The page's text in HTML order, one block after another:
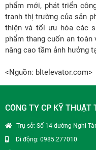
phẩm mới, phát triển
tranh thị trường của sản
thiện và tối ưu hóa các
phẩm thang cuốn an
nâng cao tầm ảnh hưởng
<Nguồn: bltelevator.com>
CÔNG TY CP KỸ
Trụ sở: Số 14 đường Nghi
Di động: 0985.277010